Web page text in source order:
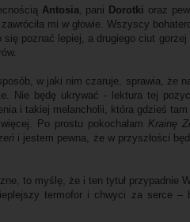
Antosia , pani Dorotki oraz
mi w głowie. Wszyscy
poznać lepiej, a drugiego ciut gorzej
w jaki nim czaruje, sprawia, że
Nie będę ukrywać - lektura tej
i takiej melancholii, która gdzieś tam
Po prostu pokochałam Krainę
i jestem pewna, że w przyszłości
to myślę, że i ten tytuł przypadnie
termofor i chwyci za serce –